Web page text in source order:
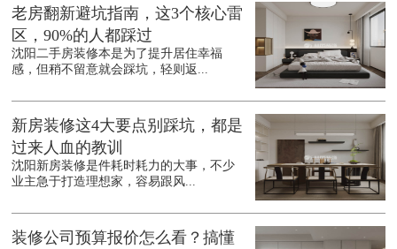
老房翻新避坑指南，这3个核心雷
区，90%的人都踩过
沈阳二手房装修本是为了提升居住幸福
感，但稍不留意就会踩坑，轻则返...
新房装修这4大要点别踩坑，都是
过来人血的教训
沈阳新房装修是件耗时耗力的大事，不少
业主急于打造理想家，容易跟风...
装修公司预算报价怎么看？搞懂